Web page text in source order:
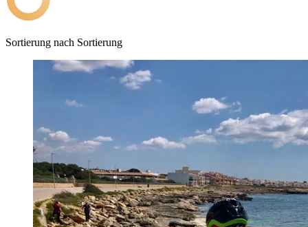
Sortierung nach Sortierung